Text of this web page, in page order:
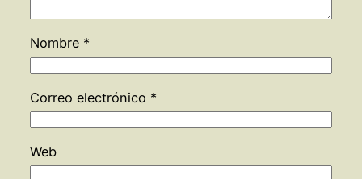
Nombre *
Correo electrónico *
Web